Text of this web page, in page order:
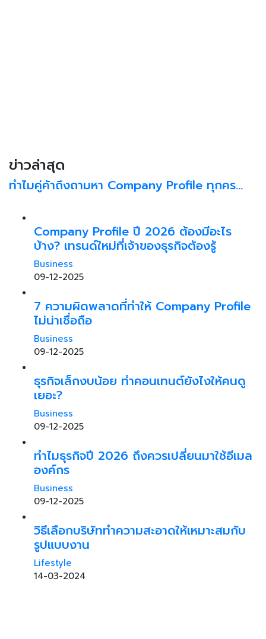
ข่าวล่าสุด
ทำไมคู่ค้าถึงถามหา Company Profile ทุกคร…
Company Profile ปี 2026 ต้องมีอะไร
บ้าง? เทรนด์ใหม่ที่เจ้าของธุรกิจต้องรู้
Business
09-12-2025
7 ความผิดพลาดที่ทำให้ Company Profile
ไม่น่าเชื่อถือ
Business
09-12-2025
ธุรกิจเล็กงบน้อย ทำคอนเทนต์ยังไงให้คนดู
เยอะ?
Business
09-12-2025
ทำไมธุรกิจปี 2026 ถึงควรเปลี่ยนมาใช้อีเมล
องค์กร
Business
09-12-2025
วิธีเลือกบริษัททำความสะอาดให้เหมาะสมกับ
รูปแบบงาน
Lifestyle
14-03-2024